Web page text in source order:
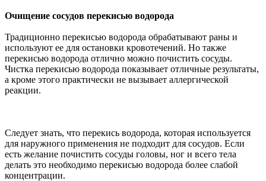
Очищение сосудов перекисью водорода
Традиционно перекисью водорода обрабатывают раны и
используют ее для остановки кровотечений. Но также
перекисью водорода отлично можно почистить сосуды.
Чистка перекисью водорода показывает отличные результаты,
а кроме этого практически не вызывает аллергической
реакции.
Следует знать, что перекись водорода, которая используется
для наружного применения не подходит для сосудов. Если
есть желание почистить сосуды головы, ног и всего тела
делать это необходимо перекисью водорода более слабой
концентрации.